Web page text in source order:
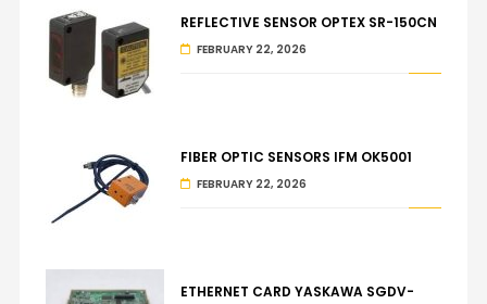
REFLECTIVE SENSOR OPTEX SR-150CN
FEBRUARY 22, 2026
FIBER OPTIC SENSORS IFM OK5001
FEBRUARY 22, 2026
ETHERNET CARD YASKAWA SGDV-